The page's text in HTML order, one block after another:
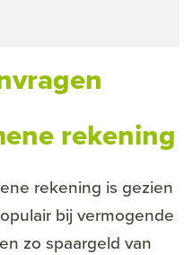
rekening
rekening is gezien
bij vermogende
zo spaargeld van